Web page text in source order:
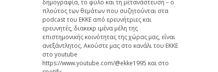
δημογραφία, το φύλο και τη μετανάστευση – ο
πλούτος των θεμάτων που συζητούνται στα
podcast του ΕΚΚΕ από ερευνήτριες και
ερευνητές, διακεκρ ιμένα μέλη της
επιστημονικής κοινότητας της χώρας μας, είναι
ανεξάντλητος. Ακούστε μας στο κανάλι του ΕΚΚΕ
στο youtube
https://www.youtube.com/@ekke1995 και στο